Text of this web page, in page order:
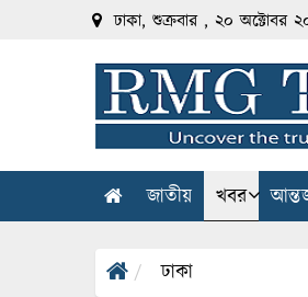
ঢাকা, শুক্রবার , ২০ অক্টোবর
জাতীয় খবর
ঢাকা